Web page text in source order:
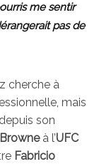
me sentir
pas de
cherche à
mais
son
à l’UFC
Fabricio